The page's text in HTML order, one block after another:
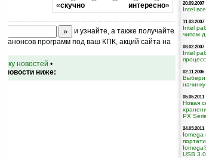
«скучно интересно»
и узнайте, а также получайте
анонсов программ под ваш КПК, акций сайта на
новостей •
новости ниже:
20.09.2007
Intel
11.03.2007
Intel
чипом
08.02.2007
Intel
02.11.2006
Выбери
05.05.2011
Новая
PX
24.03.2011
Iomega
USB 3.0